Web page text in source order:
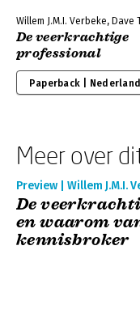
Willem J.M.I. Verbeke, Dave
De veerkrachtige
professional
Paperback |
Meer over
Preview | Willem J.M.I.
De
en waarom
kennisbroker